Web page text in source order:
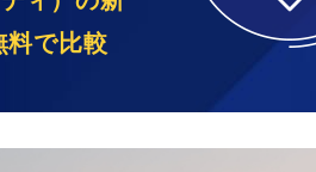
料で比較